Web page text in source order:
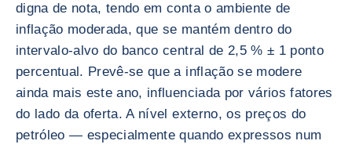
digna de nota, tendo em conta o ambiente de
inflação moderada, que se mantém dentro do
intervalo-alvo do banco central de 2,5 % ± 1 ponto
percentual. Prevê-se que a inflação se modere
ainda mais este ano, influenciada por vários fatores
do lado da oferta. A nível externo, os preços do
petróleo — especialmente quando expressos num